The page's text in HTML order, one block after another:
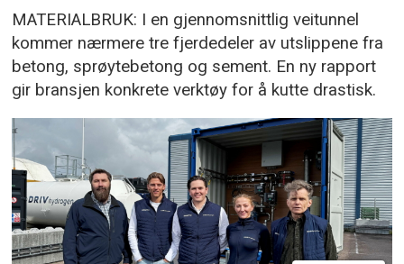
MATERIALBRUK: I en gjennomsnittlig veitunnel
kommer nærmere tre fjerdedeler av utslippene fra
betong, sprøytebetong og sement. En ny rapport
gir bransjen konkrete verktøy for å kutte drastisk.